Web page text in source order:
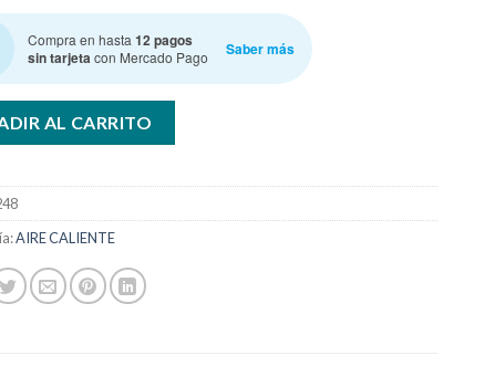
Compra en hasta 12 pagos
sin tarjetacon Mercado Pago Saber más
AL CARRITO
AIRE CALIENTE